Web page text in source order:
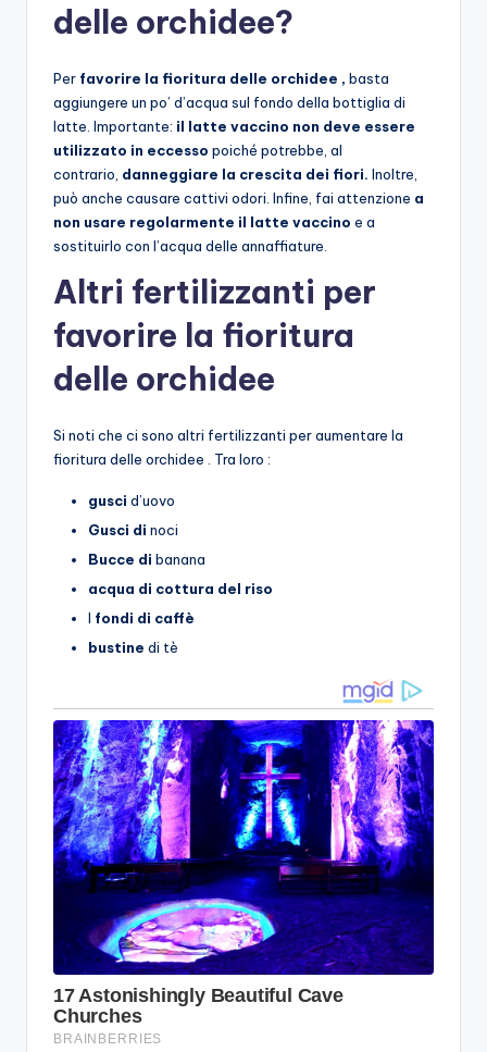
delle orchidee?
Per favorire la fioritura delle orchidee , basta
aggiungere un po’ d’acqua sul fondo della bottiglia di
latte. Importante: il latte vaccino non deve essere
utilizzato in eccesso poiché potrebbe, al
contrario, danneggiare la crescita dei fiori. Inoltre,
può anche causare cattivi odori. Infine, fai attenzione a
non usare regolarmente il latte vaccino e a
sostituirlo con l’acqua delle annaffiature.
Altri fertilizzanti per
favorire la fioritura
delle orchidee
Si noti che ci sono altri fertilizzanti per aumentare la
fioritura delle orchidee . Tra loro :
gusci d’uovo
Gusci di noci
Bucce di banana
acqua di cottura del riso
I fondi di caffè
bustine di tè